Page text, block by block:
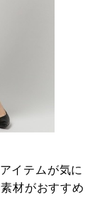
イテムが気に
材がおすすめ